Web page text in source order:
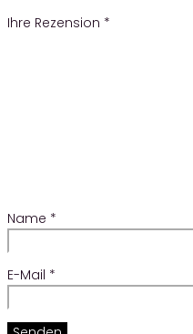
Ihre Rezension *
Name *
E-Mail *